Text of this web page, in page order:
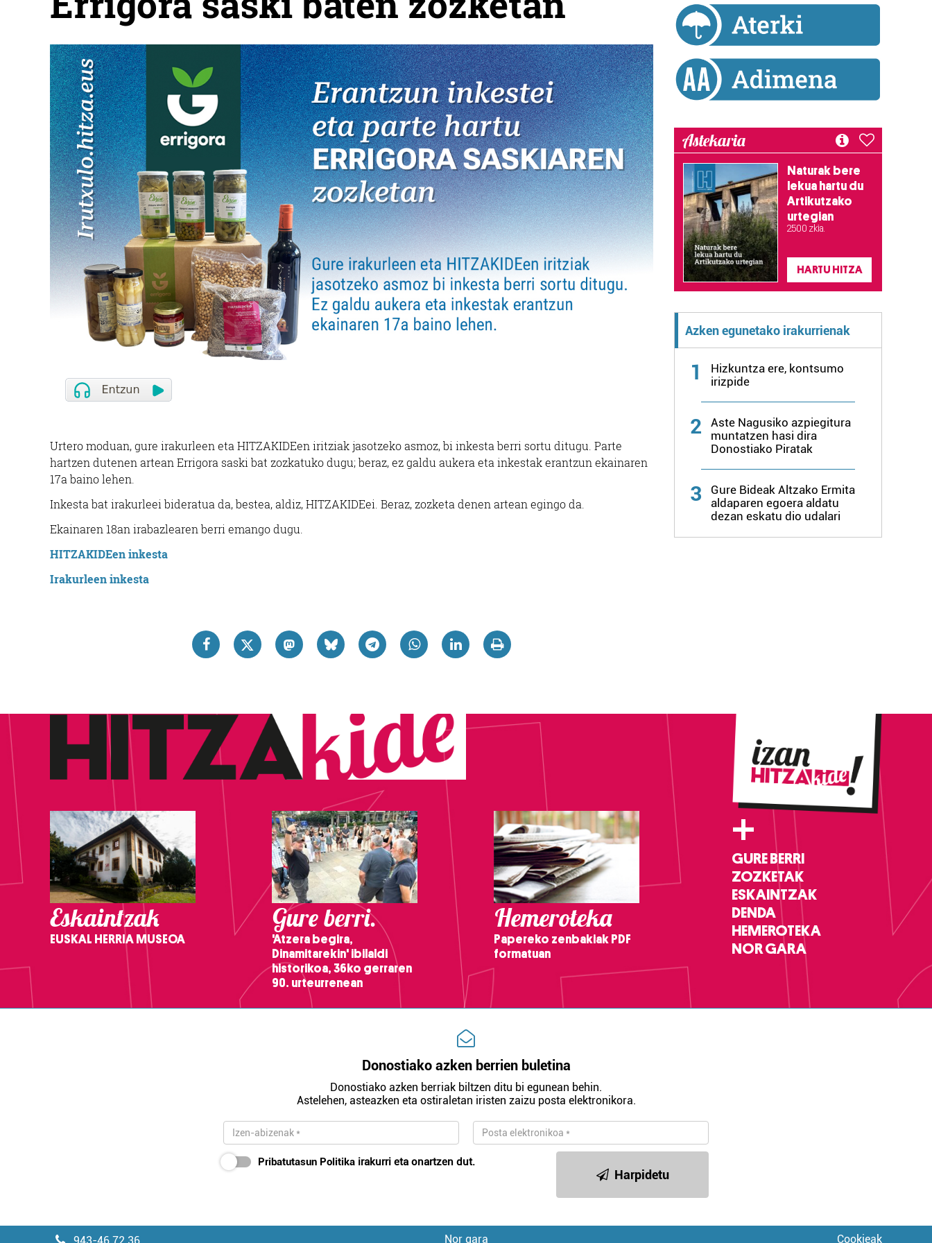
Urtero moduan, gure irakurleen eta HITZAKIDEen iritziak jasotzeko asmoz, bi inkesta berri sortu ditugu. Parte
hartzen dutenen artean Errigora saski bat zozkatuko dugu; beraz, ez galdu aukera eta inkestak erantzun ekainaren
17a baino lehen.
Inkesta bat irakurleei bideratua da, bestea, aldiz, HITZAKIDEei. Beraz, zozketa denen artean egingo da.
Ekainaren 18an irabazlearen berri emango dugu.
HITZAKIDEen inkesta
Irakurleen inkesta
Astekaria
Naturak bere
lekua hartu du
Artikutzako
urtegian
2.500 zkia.
HARTU HITZA
Azken egunetako irakurrienak
1
Hizkuntza ere, kontsumo
irizpide
2
Aste Nagusiko azpiegitura
muntatzen hasi dira
Donostiako Piratak
3
Gure Bideak Altzako Ermita
aldaparen egoera aldatu
dezan eskatu dio udalari
Eskaintzak
EUSKAL HERRIA MUSEOA
Gure berri.
'Atzera begira,
Dinamitarekin' ibilaldi
historikoa, 36ko gerraren
90. urteurrenean
Hemeroteka
Papereko zenbakiak PDF
formatuan
+
GURE BERRI
ZOZKETAK
ESKAINTZAK
DENDA
HEMEROTEKA
NOR GARA
Donostiako azken berrien buletina
Donostiako azken berriak biltzen ditu bi egunean behin.
Astelehen, asteazken eta ostiraletan iristen zaizu posta elektronikora.
Pribatutasun Politika irakurri eta onartzen dut.
Harpidetu
Nor gara
Cookieak